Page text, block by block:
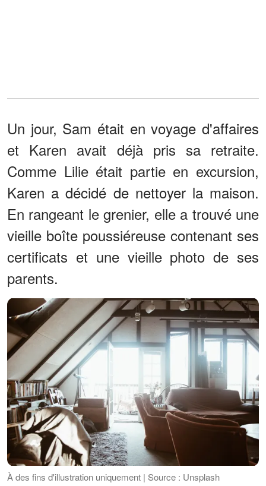
Un jour, Sam était en voyage d'affaires
et Karen avait déjà pris sa retraite.
Comme Lilie était partie en excursion,
Karen a décidé de nettoyer la maison.
En rangeant le grenier, elle a trouvé une
vieille boîte poussiéreuse contenant ses
certificats et une vieille photo de ses
parents.
À des fins d'illustration uniquement | Source : Unsplash